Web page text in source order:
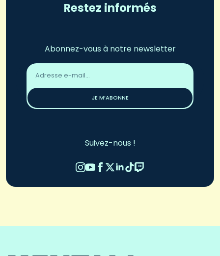
Restez informés
Abonnez-vous à notre newsletter
Adresse
email
JE M’ABONNE
Suivez-nous !